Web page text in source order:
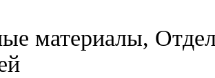
материалы,